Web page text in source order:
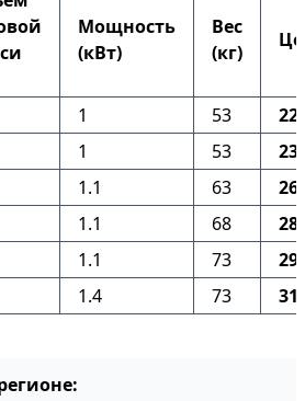
Мощность
(кВт)
Вес
(кг)
1 53
1 53
1.1 63
1.1 68
1.1 73
1.4 73